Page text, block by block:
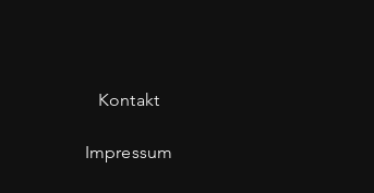
Kontakt
Impressum